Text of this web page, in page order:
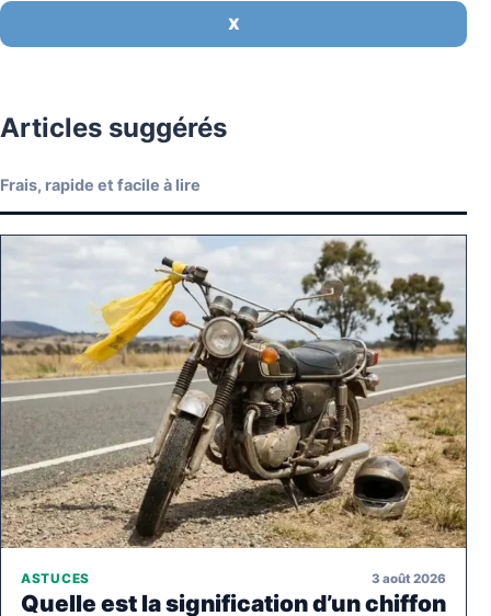
X
Articles suggérés
Frais, rapide et facile à lire
ASTUCES 3 août 2026
Quelle est la signification d’un chiffon